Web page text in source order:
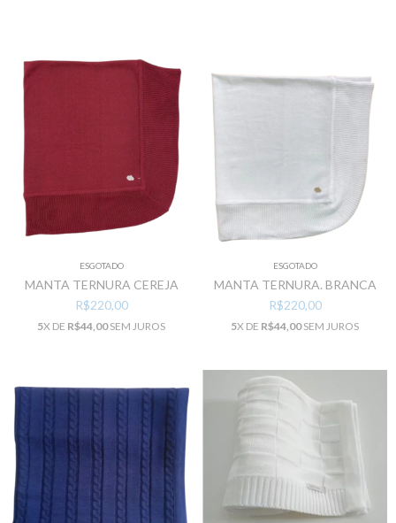
ESGOTADO
MANTA TERNURA CEREJA
R$220,00
5X DE R$44,00SEM JUROS
ESGOTADO
MANTA TERNURA. BRANCA
R$220,00
5X DE R$44,00SEM JUROS